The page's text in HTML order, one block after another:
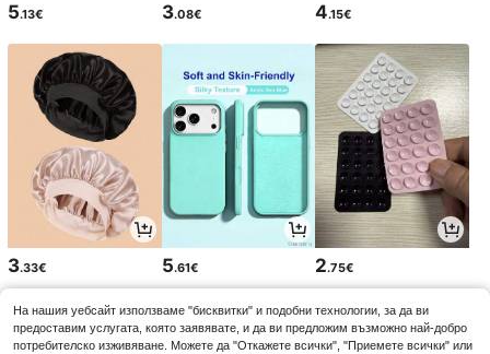
5.13€ 3.08€ 4.15€
3.33€ 5.61€ 2.75€
На нашия уебсайт използваме "бисквитки" и подобни технологии, за да ви
предоставим услугата, която заявявате, и да ви предложим възможно най-добро
потребителско изживяване. Можете да "Откажете всички", "Приемете всички" или